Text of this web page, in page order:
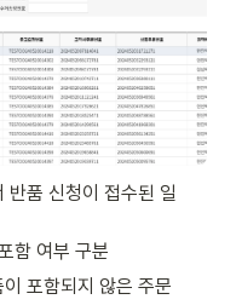
반품 신청이 접수된 일
함 여부 구분
포함되지 않은 주문